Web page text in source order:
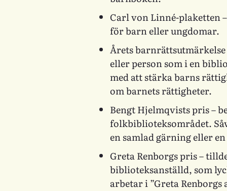
Carl von Linné-plaketten
för barn eller ungdomar.
Årets
eller person som i en
med att stärka barns
om barnets rättigheter.
Bengt Hjelmqvists pris–
folkbiblioteksområdet.
en samlad gärning eller
Greta Renborgs pris–
biblioteksanställd, som
arbetar i ”Greta Renborgs